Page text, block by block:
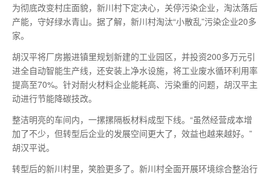
为彻底改变村庄面貌，新川村下定决心，关停污染企业，淘汰落后
产能，守好绿水青山。据了解，新川村淘汰“小散乱”污染企业20多
家。
胡汉平将厂房搬进镇里规划新建的工业园区，并投资200多万元引
进全自动智能生产线，还安装上净水设施，将工业废水循环利用率
提高至70%。针对耐火材料企业能耗高、污染重的问题，胡汉平主
动进行节能降碳技改。
整洁明亮的车间内，一摞摞隔板材料成型下线。“虽然经营成本增
加了不少，但转型后企业的发展空间更大了，效益也越来越好。”
胡汉平说。
转型后的新川村里，笑脸更多了。新川村全面开展环境综合整治行